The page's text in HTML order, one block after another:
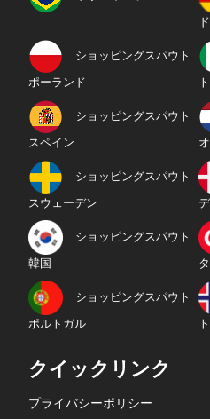
ショッピングスパウト
ポーランド
ショッピングスパウト
スペイン
ショッピングスパウト
スウェーデン
ショッピングスパウト
韓国
ショッピングスパウト
ポルトガル
クイックリンク
プライバシーポリシー